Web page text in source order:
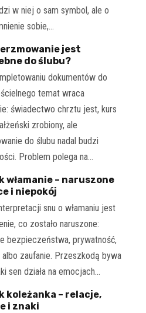
w niej o sam symbol, ale o
sobie,…
jest
do ślubu?
dokumentów do
temat wraca
świadectwo chrztu jest, kurs
zrobiony, ale
do ślubu nadal budzi
Problem polega na…
włamanie – naruszone
i niepokój
snu o włamaniu jest
co zostało naruszone:
bezpieczeństwa, prywatność,
zaufanie. Przeszkodą bywa
sen działa na emocjach…
koleżanka – relacje,
i znaki